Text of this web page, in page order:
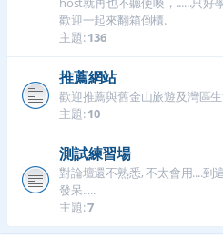
歡迎一起來翻箱倒櫃.
主題:136
推薦網站
歡迎推薦與舊金山旅遊及灣區
主題:10
測試練習場
對論壇還不熟悉, 不太會用....到
發呆.....
主題:7